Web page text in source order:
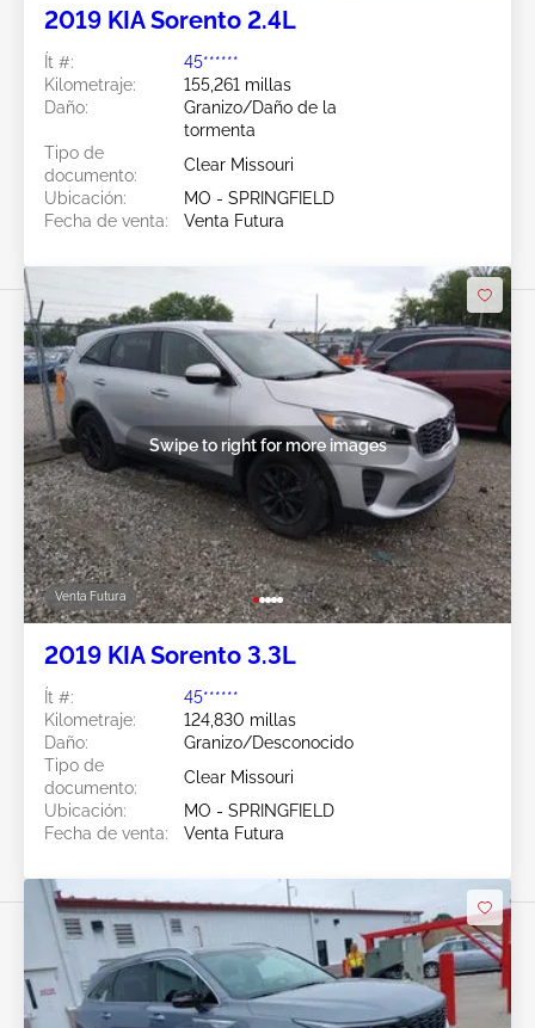
2019 KIA Sorento 2.4L
Ít #:
45******
Kilometraje:
155,261 millas
Daño:
Granizo/Daño de la
tormenta
Tipo de
documento:
Clear Missouri
Ubicación:
MO - SPRINGFIELD
Fecha de venta:
Venta Futura
Venta Futura
Swipe to right for more images
2019 KIA Sorento 3.3L
Ít #:
45******
Kilometraje:
124,830 millas
Daño:
Granizo/Desconocido
Tipo de
documento:
Clear Missouri
Ubicación:
MO - SPRINGFIELD
Fecha de venta:
Venta Futura